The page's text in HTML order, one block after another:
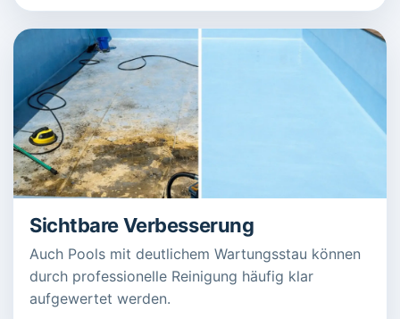
Sichtbare Verbesserung
Auch Pools mit deutlichem Wartungsstau können
durch professionelle Reinigung häufig klar
aufgewertet werden.